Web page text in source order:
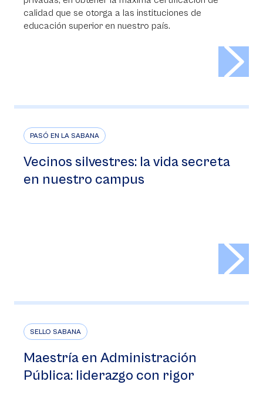
calidad que se otorga a las instituciones de
educación superior en nuestro país.
PASÓ EN LA SABANA
Vecinos silvestres: la vida secreta
en nuestro campus
SELLO SABANA
Maestría en Administración
Pública: liderazgo con rigor